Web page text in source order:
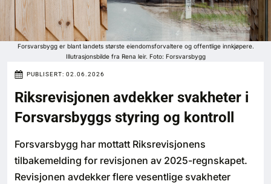
Logg inn
Bygg
Arkitektur
Bærekraft
Digitalisering
Eiendom
Forsvarsbygg er blant landets største eiendomsforvaltere og offentlige innkjøpere.
Illutrasjonsbilde fra Rena leir. Foto: Forsvarsbygg
PUBLISERT: 02.06.2026
Riksrevisjonen avdekker svakheter i
Forsvarsbyggs styring og kontroll
Forsvarsbygg har mottatt Riksrevisjonens
tilbakemelding for revisjonen av 2025-regnskapet.
Revisjonen avdekker flere vesentlige svakheter